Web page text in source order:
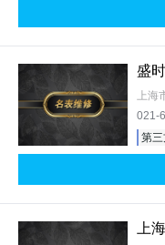
盛
上
021-
第
上